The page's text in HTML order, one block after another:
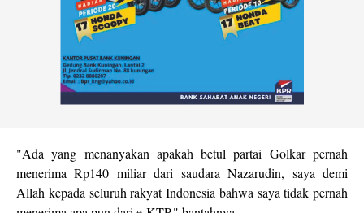
"Ada yang menanyakan apakah betul partai Golkar pernah
menerima Rp140 miliar dari saudara Nazarudin, saya demi
Allah kepada seluruh rakyat Indonesia bahwa saya tidak pernah